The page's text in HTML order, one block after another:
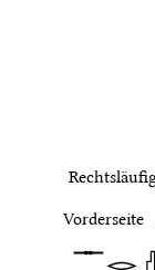
Vorderseite